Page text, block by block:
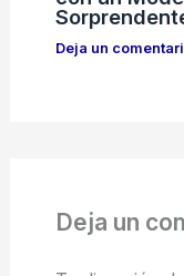
Deja un
Deja un